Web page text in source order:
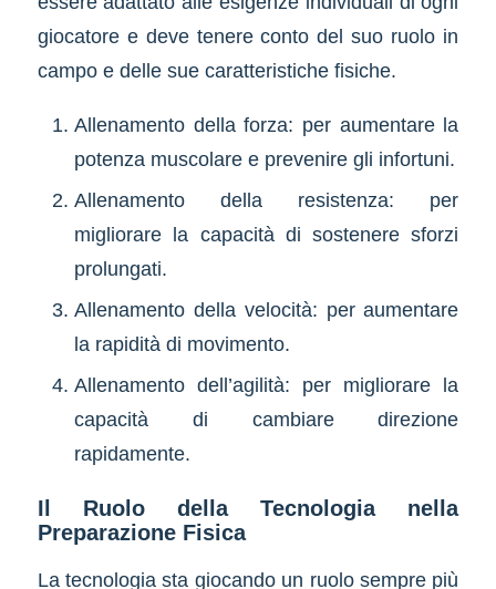
giocatore e deve tenere conto del suo ruolo in
campo e delle sue caratteristiche fisiche.
Allenamento della forza: per aumentare la
potenza muscolare e prevenire gli infortuni.
Allenamento della resistenza: per
migliorare la capacità di sostenere sforzi
prolungati.
Allenamento della velocità: per aumentare
la rapidità di movimento.
Allenamento dell’agilità: per migliorare la
capacità di cambiare direzione
rapidamente.
Il Ruolo della Tecnologia nella
Preparazione Fisica
La tecnologia sta giocando un ruolo sempre più